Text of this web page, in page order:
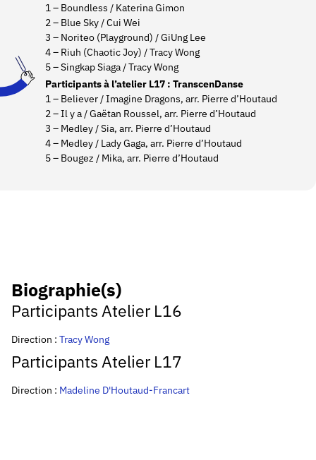
1 – Boundless / Katerina Gimon
2 – Blue Sky / Cui Wei
3 – Noriteo (Playground) / GiUng Lee
4 – Riuh (Chaotic Joy) / Tracy Wong
5 – Singkap Siaga / Tracy Wong
Participants à l’atelier L17 : TranscenDanse
1 – Believer / Imagine Dragons, arr. Pierre d’Houtaud
2 – Il y a / Gaëtan Roussel, arr. Pierre d’Houtaud
3 – Medley / Sia, arr. Pierre d’Houtaud
4 – Medley / Lady Gaga, arr. Pierre d’Houtaud
5 – Bougez / Mika, arr. Pierre d’Houtaud
Biographie(s)
Participants Atelier L16
Direction : Tracy Wong
Participants Atelier L17
Direction : Madeline D'Houtaud-Francart